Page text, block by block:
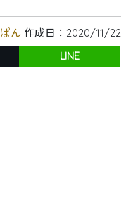
ぱん 作成日：2020/11/22
LINE